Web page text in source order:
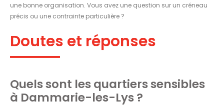
une bonne organisation. Vous avez une question sur un créneau
précis ou une contrainte particulière ?
Doutes et réponses
Quels sont les quartiers sensibles
à Dammarie-les-Lys ?